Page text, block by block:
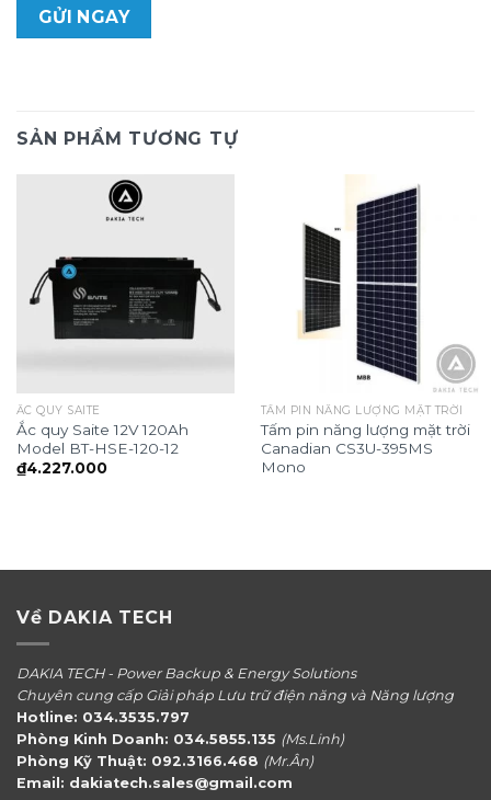
SẢN PHẨM TƯƠNG TỰ
ẮC QUY SAITE
Ắc quy Saite 12V 120Ah
Model BT-HSE-120-12
₫4.227.000
TẤM PIN NĂNG LƯỢNG MẶT TRỜI
Tấm pin năng lượng mặt trời
Canadian CS3U-395MS
Mono
Về DAKIA TECH
DAKIA TECH - Power Backup & Energy Solutions
Chuyên cung cấp Giải pháp Lưu trữ điện năng và Năng lượng
Hotline: 034.3535.797
Phòng Kinh Doanh: 034.5855.135 (Ms.Linh)
Phòng Kỹ Thuật: 092.3166.468 (Mr.Ân)
Email: dakiatech.sales@gmail.com